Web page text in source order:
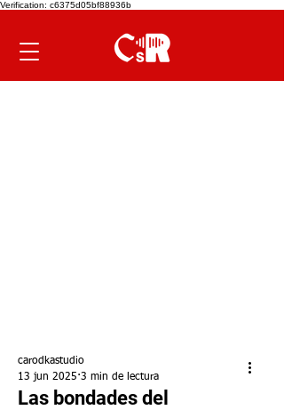
Verification: c6375d05bf88936b
Las bondades del
carodkastudio
13 jun 2025 3 min de lectura